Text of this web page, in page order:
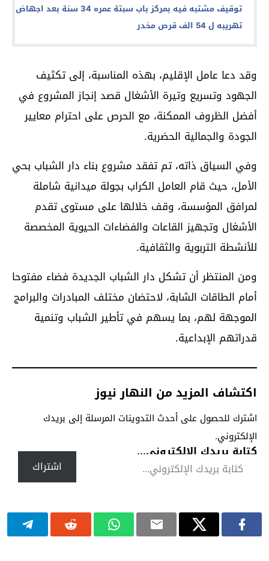
توقيف مشتبه فيه بمركز باب سبتة عمره 34 سنة بعد اجهاض
تهريبه ل 54 الف قرص مخدر
وقد دعا عامل الإقليم، بهذه المناسبة، إلى تكثيف
الجهود وتسريع وتيرة الأشغال قصد إنجاز المشروع في
أفضل الظروف الممكنة، مع الحرص على احترام معايير
الجودة والجمالية الحضرية.
وفي السياق ذاته، تم تفقد مشروع بناء دار الشباب بحي
الأمل، حيث قام العامل الكراب بجولة ميدانية شاملة
لمرافق المؤسسة، وقف خلالها على مستوى تقدم
الأشغال وتجهيز القاعات والفضاءات الحيوية المخصصة
للأنشطة التربوية والثقافية.
ومن المنتظر أن تشكل دار الشباب الجديدة فضاء مفتوحا
أمام الطاقات الشابة، لاحتضان مختلف المبادرات والبرامج
الموجهة لهم، بما يسهم في تأطير الشباب وتنمية
قدراتهم الإبداعية.
اكتشاف المزيد من النهار نيوز
اشترك للحصول على أحدث التدوينات المرسلة إلى بريدك
الإلكتروني.
كتابة بريدك الإلكتروني...
اشتراك